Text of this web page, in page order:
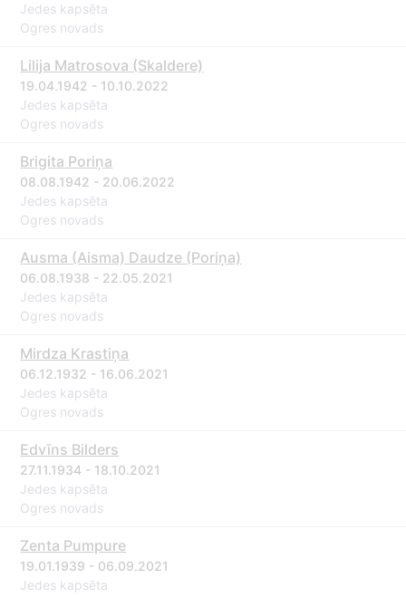
Jedes kapsēta
Ogres novads
Lilija Matrosova (Skaldere)
19.04.1942 - 10.10.2022
Jedes kapsēta
Ogres novads
Brigita Poriņa
08.08.1942 - 20.06.2022
Jedes kapsēta
Ogres novads
Ausma (Aisma) Daudze (Poriņa)
06.08.1938 - 22.05.2021
Jedes kapsēta
Ogres novads
Mirdza Krastiņa
06.12.1932 - 16.06.2021
Jedes kapsēta
Ogres novads
Edvīns Bilders
27.11.1934 - 18.10.2021
Jedes kapsēta
Ogres novads
Zenta Pumpure
19.01.1939 - 06.09.2021
Jedes kapsēta